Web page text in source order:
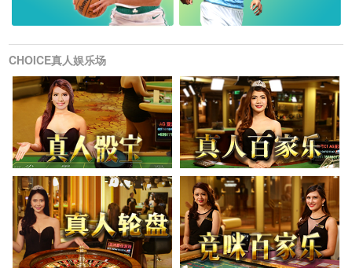
CHOICE真人娱乐场